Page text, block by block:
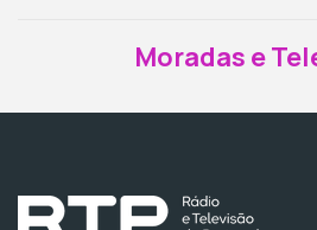
Moradas e